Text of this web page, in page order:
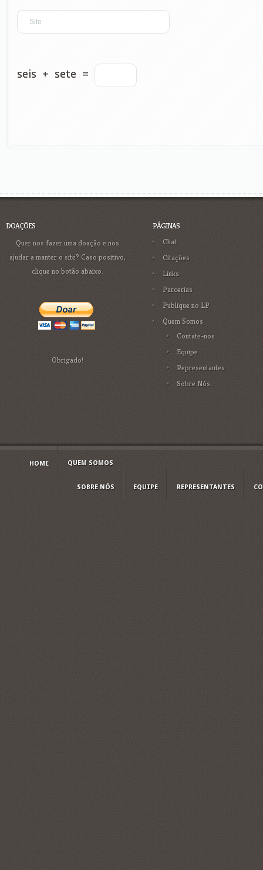
seis + sete =
DOAÇÕES
Quer nos fazer uma doação e nos
ajudar a manter o site? Caso positivo,
clique no botão abaixo.
Obrigado!
PÁGINAS
Chat
Citações
Links
Parcerias
Publique no LP
Quem Somos
Contate-nos
Equipe
Representantes
Sobre Nós
HOME QUEM SOMOS
SOBRE NÓS EQUIPE REPRESENTANTES